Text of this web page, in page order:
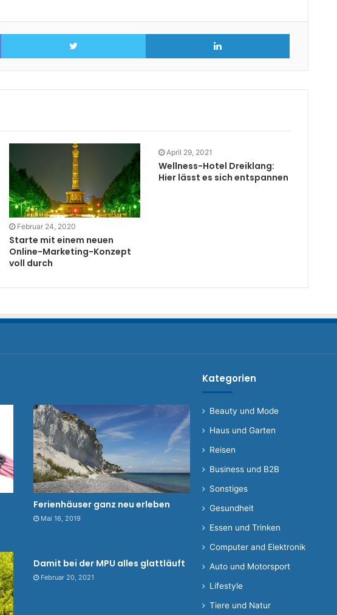
Facebook Twitter LinkedIn
Februar 24, 2020
Starte mit einem neuen
Online-Marketing-Konzept
voll durch
April 29, 2021
Wellness-Hotel Dreiklang:
Hier lässt es sich entspannen
Ferienhäuser ganz neu erleben
Mai 16, 2019
Damit bei der MPU alles glattläuft
Februar 20, 2021
Kategorien
Beauty und Mode
Haus und Garten
Reisen
Business und B2B
Sonstiges
Gesundheit
Essen und Trinken
Computer and Elektronik
Auto und Motorsport
Lifestyle
Tiere und Natur